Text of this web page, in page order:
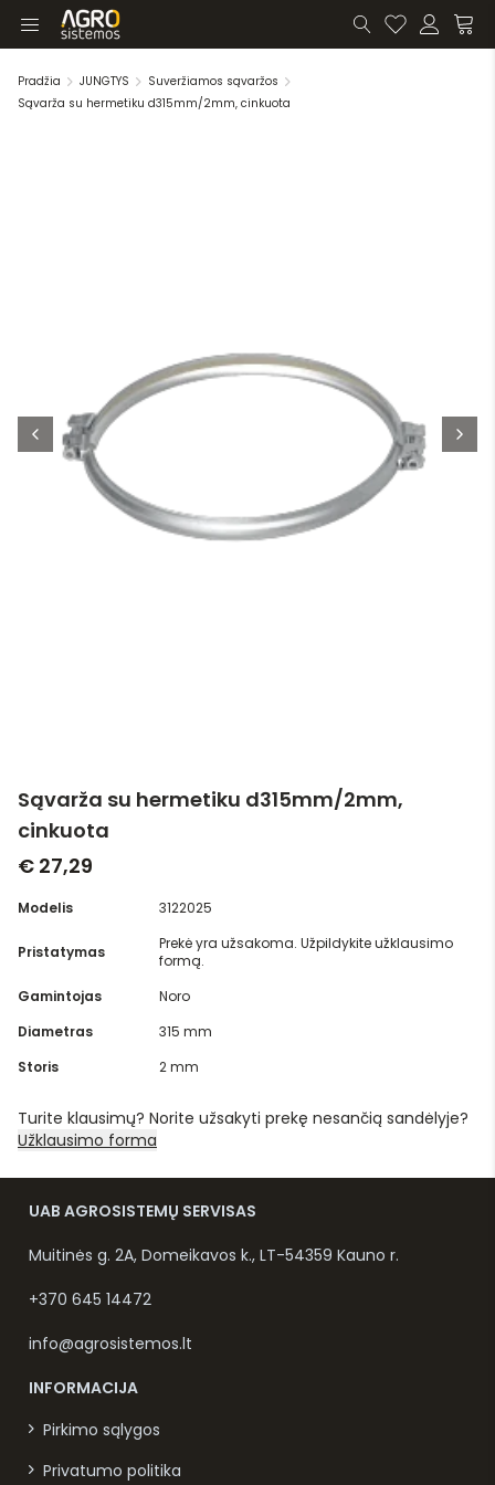
Pradžia JUNGTYS
Suveržiamos sąvaržos
Sąvarža su hermetiku d315mm/2mm, cinkuota
Sąvarža su hermetiku d315mm/2mm,
cinkuota
€ 27,29
Modelis 3122025
Pristatymas
Prekė yra užsakoma. Užpildykite užklausimo
formą.
Gamintojas
Noro
Diametras
315 mm
Storis
2 mm
Turite klausimų? Norite užsakyti prekę nesančią sandėlyje?
Užklausimo forma
UAB AGROSISTEMŲ SERVISAS
Muitinės g. 2A, Domeikavos k., LT-54359 Kauno r.
+370 645 14472
info@agrosistemos.lt
INFORMACIJA
Pirkimo sąlygos
Privatumo politika